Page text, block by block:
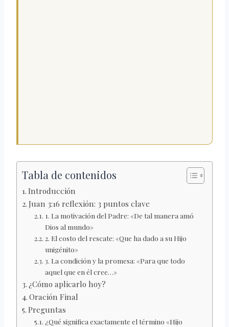
Tabla de contenidos
Introducción
Juan 3:16 reflexión: 3 puntos clave
1. La motivación del Padre: «De tal manera amó
Dios al mundo»
2. El costo del rescate: «Que ha dado a su Hijo
unigénito»
3. La condición y la promesa: «Para que todo
aquel que en él cree…»
¿Cómo aplicarlo hoy?
Oración Final
Preguntas
¿Qué significa exactamente el término «Hijo